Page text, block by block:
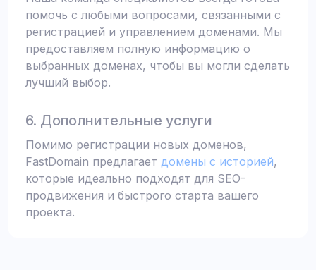
помочь с любыми вопросами, связанными с
регистрацией и управлением доменами. Мы
предоставляем полную информацию о
выбранных доменах, чтобы вы могли сделать
лучший выбор.
6. Дополнительные услуги
Помимо регистрации новых доменов,
FastDomain предлагает домены с историей,
которые идеально подходят для SEO-
продвижения и быстрого старта вашего
проекта.